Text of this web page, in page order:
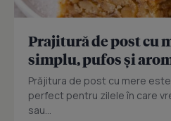
Prajitură de post cu
simplu, pufos și
Prăjitura de post cu mere
perfect pentru zilele în care
sau...